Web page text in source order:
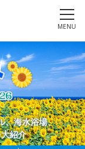
MENU
、海水浴場、
紹介